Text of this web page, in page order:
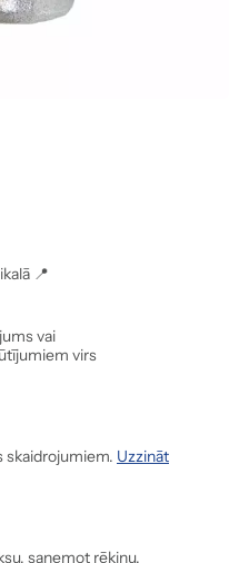
📍
vai
virs
skaidrojumiem. Uzzināt
saņemot rēķinu.